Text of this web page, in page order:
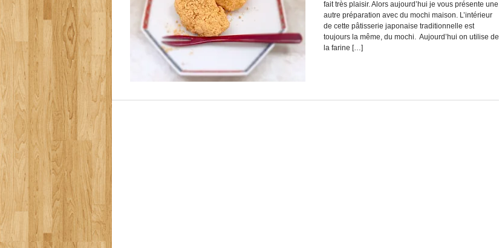
fait très plaisir. Alors aujourd’hui je vous présente une
autre préparation avec du mochi maison. L’intérieur
de cette pâtisserie japonaise traditionnelle est
toujours la même, du mochi. Aujourd’hui on utilise de
la farine […]